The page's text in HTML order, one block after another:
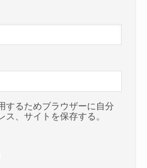
するためブラウザーに自分
ス、サイトを保存する。